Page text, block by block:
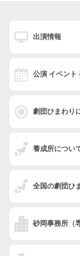
出演情報
公演 イベント
劇団ひまわり
養成所につい
全国の劇団ひ
砂岡事務所 （